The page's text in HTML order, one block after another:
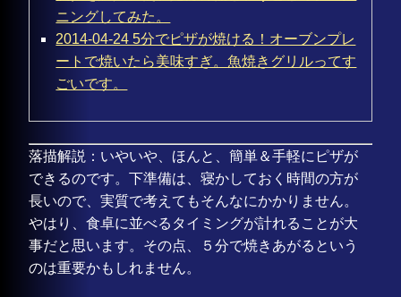
ニングしてみた。
2014-04-24 5分でピザが焼ける！オーブンプレ
ートで焼いたら美味すぎ。魚焼きグリルってす
ごいです。
落描解説：いやいや、ほんと、簡単＆手軽にピザが
できるのです。下準備は、寝かしておく時間の方が
長いので、実質で考えてもそんなにかかりません。
やはり、食卓に並べるタイミングが計れることが大
事だと思います。その点、５分で焼きあがるという
のは重要かもしれません。